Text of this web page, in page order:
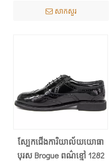
សាកសួរ
ស្បែកជើងការិយាល័យយោធា
បុរស Brogue ពណ៌ខ្មៅ 1282